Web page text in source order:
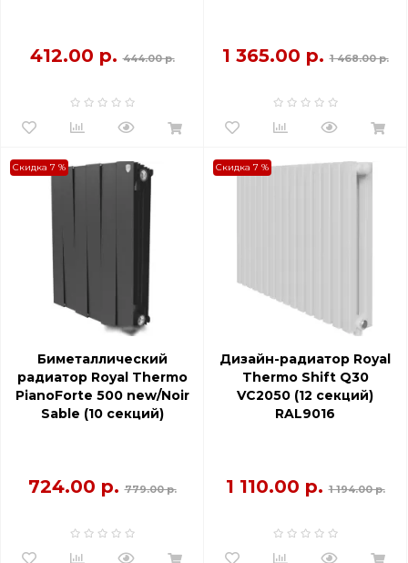
412.00 р. 444.00 р. 1 365.00 р. 1 468.00 р.
Скидка 7 %
Биметаллический
радиатор Royal Thermo
PianoForte 500 new/Noir
Sable (10 секций)
724.00 р. 779.00 р.
Скидка 7 %
Дизайн-радиатор Royal
Thermo Shift Q30
VC2050 (12 секций)
RAL9016
1 110.00 р. 1 194.00 р.